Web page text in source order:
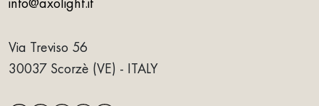
Via Treviso 56
30037 Scorzè (VE) - ITALY